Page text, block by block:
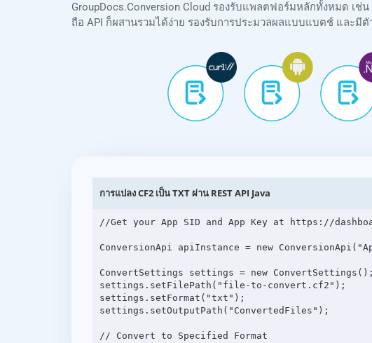
GroupDocs.Conversion Cloud รองรับแพลตฟอร์มหลักทั้งหมด เช่น
ถือ API ก็ผสานรวมได้ง่าย รองรับการประมวลผลแบบแบตช์ และมี
การแปลง CF2 เป็น TXT ผ่าน REST API Java
//Get your App SID and App Key at https://
ConversionApi apiInstance = new
ConvertSettings settings = new ConvertSettings();
settings.setFilePath("file-to-convert.cf2");
settings.setFormat("txt");
settings.setOutputPath("ConvertedFiles");
// Convert to Specified Format